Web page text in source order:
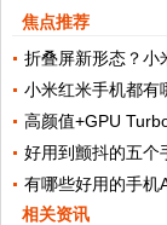
焦点推荐
折叠屏新形态？小
小米红米手机都有
高颜值+GPU
好用到颤抖的五个
有哪些好用的手机
相关资讯